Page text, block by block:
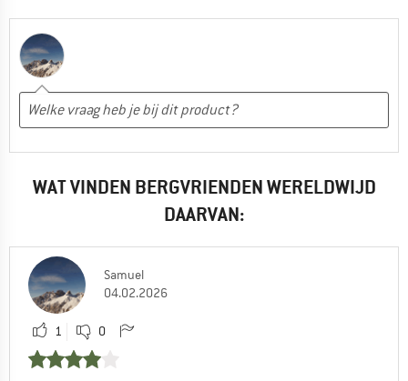
WAT VINDEN BERGVRIENDEN WERELDWIJD
DAARVAN:
Samuel
04.02.2026
1 0